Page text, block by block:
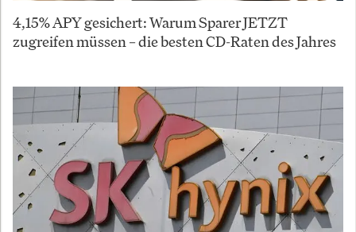
4,15% APY gesichert: Warum Sparer JETZT
zugreifen müssen – die besten CD-Raten des Jahres